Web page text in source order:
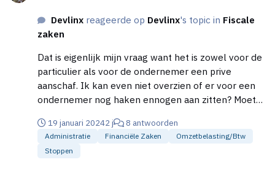
Devlinx reageerde op Devlinx's topic in Fiscale
zaken
Dat is eigenlijk mijn vraag want het is zowel voor de
particulier als voor de ondernemer een prive
aanschaf. Ik kan even niet overzien of er voor een
ondernemer nog haken ennogen aan zitten? Moet
naam worden gedaan voir btw teruggave? Is dit voor
de ondernemer ook een aftrekbare investering?
Komt dit in aanmerking voor andere regelingen
19 januari 20242 j 8 antwoorden
Administratie Financiële Zaken
Omzetbelasting/btw
Stoppen